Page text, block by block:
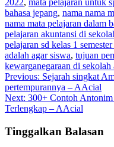
2022, mata pelajaran untuk
bahasa jepang, nama nama
nama mata pelajaran dalam
pelajaran akuntansi di
pelajaran sd kelas 1 semester
adalah agar siswa, tujuan
kewarganegaraan di sekolah
Navigasi
pos
Previous: Sejarah singkat
pertempurannya – AAcial
Next: 300+ Contoh
Terlengkap – AAcial
Tinggalkan Balasan